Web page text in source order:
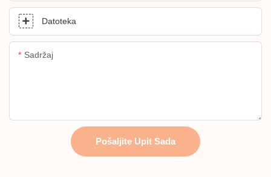
Datoteka
Sadržaj
Pošaljite Upit Sada